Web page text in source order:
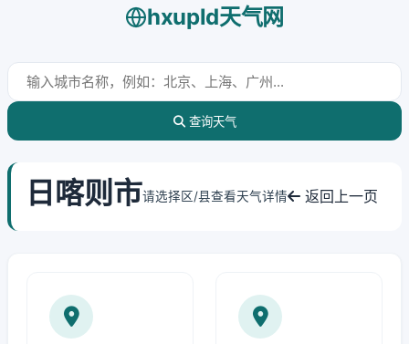
hxupld天气网
查询天气
日喀则市请选择区/县查看天气详情 返回上一页